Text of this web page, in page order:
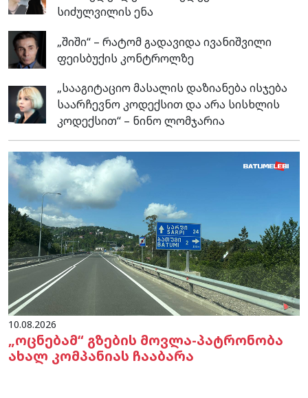
სიძულვილის ენა
„შიში“ – რატომ გადავიდა ივანიშვილი
ფეისბუქის კონტროლზე
„სააგიტაციო მასალის დაზიანება ისჯება
საარჩევნო კოდექსით და არა სისხლის
კოდექსით“ – ნინო ლომჯარია
10.08.2026
„ოცნებამ“ გზების მოვლა-პატრონობა
ახალ კომპანიას ჩააბარა